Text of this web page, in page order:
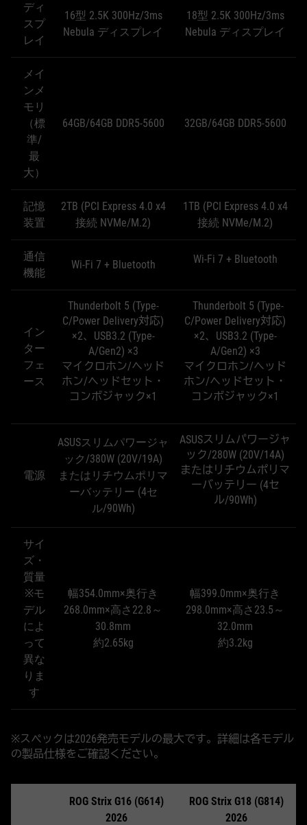
ディ
スプ
レイ
16型 2.5K 300Hz/3ms
Nebula ディスプレイ
18型 2.5K 300Hz/3ms
Nebula ディスプレイ
メイ
ンメ
モリ
（標
準/
最
大）
64GB/64GB DDR5-5600 32GB/64GB DDR5-5600
記憶
装置
2TB (PCI Express 4.0 x4
接続 NVMe/M.2)
1TB (PCI Express 4.0 x4
接続 NVMe/M.2)
通信
機能
Wi-Fi 7 + Bluetooth Wi-Fi 7 + Bluetooth
イン
ター
フェ
ース
Thunderbolt 5 (Type-
C/Power Delivery対応)
×2、USB3.2 (Type-
A/Gen2) ×3
マイクロホン/ヘッド
ホン/ヘッドセット・
コンボジャック×1
Thunderbolt 5 (Type-
C/Power Delivery対応)
×2、USB3.2 (Type-
A/Gen2) ×3
マイクロホン/ヘッド
ホン/ヘッドセット・
コンボジャック×1
電源
ASUSスリムパワージャ
ック/380W (20V/19A)
またはリチウムポリマ
ーバッテリー (4セ
ル/90Wh)
ASUSスリムパワージャ
ック/280W (20V/14A)
またはリチウムポリマ
ーバッテリー (4セ
ル/90Wh)
サイ
ズ・
質量
※モ
デル
によ
って
異な
りま
す
幅354.0mm×奥行き
268.0mm×高さ22.8～
30.8mm
約2.65kg
幅399.0mm×奥行き
298.0mm×高さ23.5～
32.0mm
約3.2kg
※スペックは2026発売モデルの最大です。詳細は各モデル
の製品仕様をご確認ください。
ROG Strix G16 (G614)
2026
ROG Strix G18 (G814)
2026